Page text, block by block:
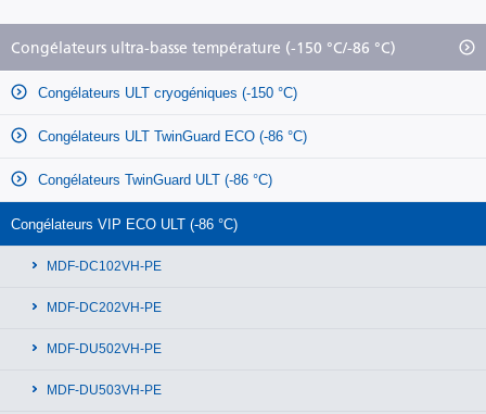
Congélateurs ultra-basse température (-150 °C/-86 °C)
Congélateurs ULT cryogéniques (-150 °C)
Congélateurs ULT TwinGuard ECO (-86 °C)
Congélateurs TwinGuard ULT (-86 °C)
Congélateurs VIP ECO ULT (-86 °C)
MDF-DC102VH-PE
MDF-DC202VH-PE
MDF-DU502VH-PE
MDF-DU503VH-PE